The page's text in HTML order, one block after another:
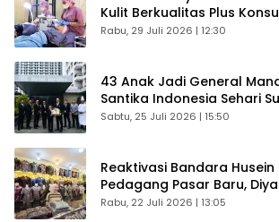
Kulit Berkualitas Plus
Rabu, 29 Juli 2026 | 12:30
43 Anak Jadi General
Santika Indonesia Sehari
Sabtu, 25 Juli 2026 | 15:50
Reaktivasi Bandara
Pedagang Pasar Baru,
Kembali Ekonomi Bandung
Rabu, 22 Juli 2026 | 13:05